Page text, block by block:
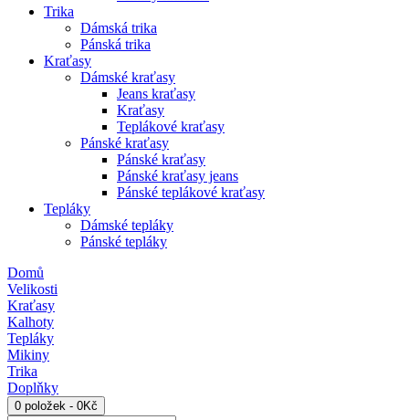
Trika
Dámská trika
Pánská trika
Kraťasy
Dámské kraťasy
Jeans kraťasy
Kraťasy
Teplákové kraťasy
Pánské kraťasy
Pánské kraťasy
Pánské kraťasy jeans
Pánské teplákové kraťasy
Tepláky
Dámské tepláky
Pánské tepláky
Domů
Velikosti
Kraťasy
Kalhoty
Tepláky
Mikiny
Trika
Doplňky
0 položek - 0Kč